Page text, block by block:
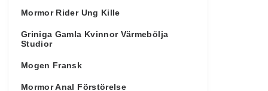
Mormor Rider Ung Kille
Griniga Gamla Kvinnor Värmebölja
Studior
Mogen Fransk
Mormor Anal Förstörelse